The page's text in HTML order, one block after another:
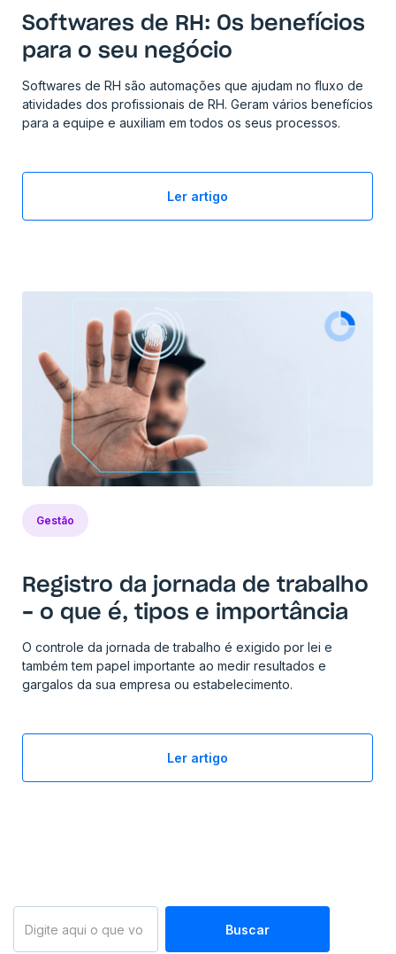
Softwares de RH: Os benefícios
para o seu negócio
Softwares de RH são automações que ajudam no fluxo de
atividades dos profissionais de RH. Geram vários benefícios
para a equipe e auxiliam em todos os seus processos.
Ler artigo
Gestão
Registro da jornada de trabalho
- o que é, tipos e importância
O controle da jornada de trabalho é exigido por lei e
também tem papel importante ao medir resultados e
gargalos da sua empresa ou estabelecimento.
Ler artigo